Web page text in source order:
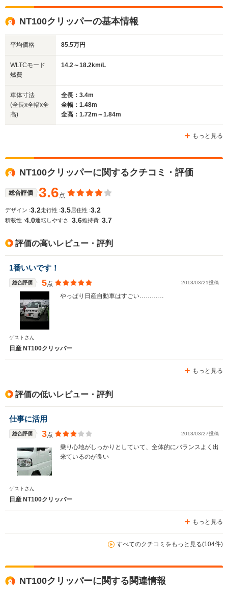
NT100クリッパーの基本情報
平均価格 85.5万円
WLTCモード
燃費
14.2～18.2km/L
車体寸法
(全長x全幅x全
高)
全長：3.4m
全幅：1.48m
全高：1.72m～1.84m
もっと見る
NT100クリッパーに関するクチコミ・評価
総合評価 3.6点
デザイン :3.2走行性 :3.5居住性 :3.2
積載性 :4.0運転しやすさ :3.6維持費 :3.7
評価の高いレビュー・評判
1番いいです！
総合評価 5点 2013/03/21投稿
やっぱり日産自動車はすごい…………
ゲストさん
日産 NT100クリッパー
もっと見る
評価の低いレビュー・評判
仕事に活用
総合評価 3点 2013/03/27投稿
乗り心地がしっかりとしていて、全体的にバランスよく出
来ているのが良い
ゲストさん
日産 NT100クリッパー
もっと見る
すべてのクチコミをもっと見る(104件)
NT100クリッパーに関する関連情報